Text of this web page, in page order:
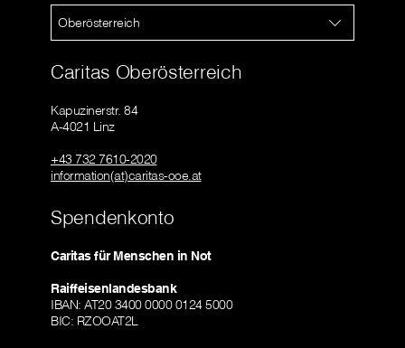
Oberösterreich
Caritas Oberösterreich
Kapuzinerstr. 84
A-4021 Linz
+43 732 7610-2020
information(at)caritas-ooe.at
Spendenkonto
Caritas für Menschen in Not
Raiffeisenlandesbank
IBAN: AT20 3400 0000 0124 5000
BIC: RZOOAT2L